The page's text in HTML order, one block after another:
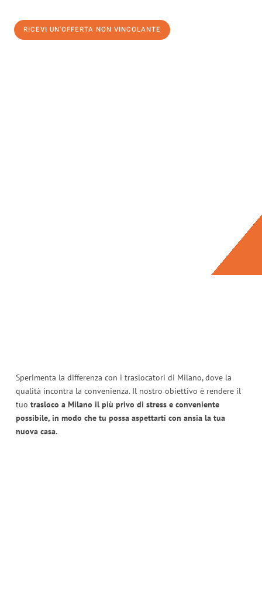
RICEVI UN'OFFERTA NON VINCOLANTE
Sperimenta la differenza con i traslocatori di Milano, dove la
qualità incontra la convenienza. Il nostro obiettivo è rendere il
tuo trasloco a Milano il più privo di stress e conveniente
possibile, in modo che tu possa aspettarti con ansia la tua
nuova casa.